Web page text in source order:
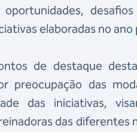
elaboradas no ano
de destaque
preocupação das
das iniciativas,
das diferentes